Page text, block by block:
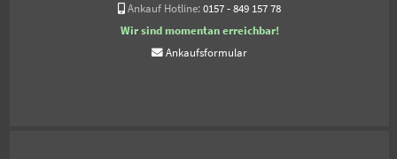
Ankauf Hotline: 0157 - 849 157 78
Wir sind momentan erreichbar!
Ankaufsformular